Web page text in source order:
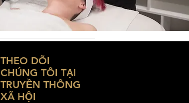
THEO DÕI
CHÚNG TÔI TẠI
TRUYỀN THÔNG
XÃ HỘI